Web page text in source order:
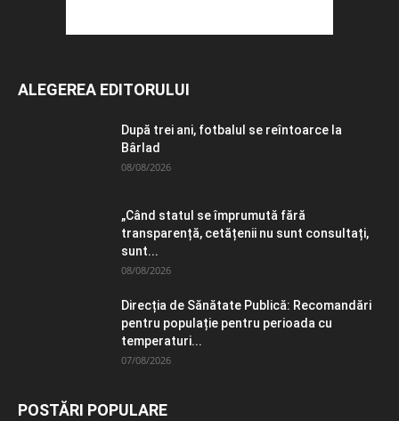
ALEGEREA EDITORULUI
După trei ani, fotbalul se reîntoarce la
Bârlad
08/08/2026
„Când statul se împrumută fără
transparență, cetățenii nu sunt consultați,
sunt...
08/08/2026
Direcția de Sănătate Publică: Recomandări
pentru populație pentru perioada cu
temperaturi...
07/08/2026
POSTĂRI POPULARE